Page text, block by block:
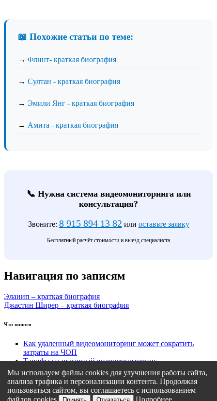
📖 Похожие статьи по теме:
→ Флинт- краткая биография
→ Султан - краткая биография
→ Эмили Янг - краткая биография
→ Амита - краткая биография
📞 Нужна система видеомониторинга или
консультация?
Звоните: 8 915 894 13 82 или оставьте заявку
Бесплатный расчёт стоимости и выезд специалиста
Навигация по записям
Эланип – краткая биография
Джастин Ширер – краткая биография
Что нового
Как удаленный видеомониторинг может сократить
затраты на ЧОП
Тарифы на охранный видеомониторинг
Этапы подключения удаленного видеомониторинга
Кому подходит удаленный видеомониторинг?
Какие задачи решает удаленный видеомониторинг
Мы используем файлы cookies для улучшения работы сайта,
анализа трафика и персонализации контента. Продолжая
пользоваться сайтом, вы соглашаетесь с использованием
файлов cookies
Подробнее